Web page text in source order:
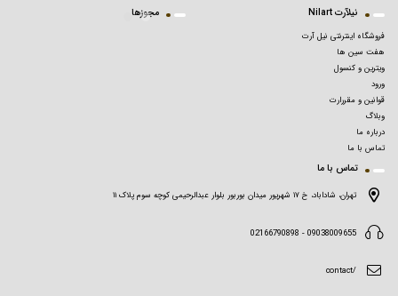
نیلآرت Nilart
فروشگاه اینترنتی نیل آرت
هفت سین ها
ویترین و کنسول
ورود
قوانین و مقررارت
وبلاگ
درباره ما
تماس با ما
مجوزها
تماس با ما
تهران، شاداباد، خ ۱۷ شهریور میدان بوربور بلوار عبدالرحیمی کوچه سوم پلاک ۱۱
09038009655 - 02166790898
/contact